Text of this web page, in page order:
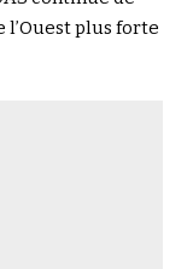
plus forte